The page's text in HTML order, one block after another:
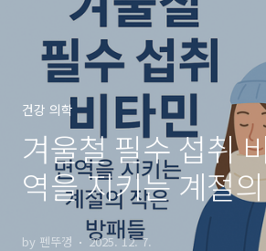
건강 의학
겨울철 필수 섭취
역을 지키는 계절
패들
by 펜뚜껑 2025. 12. 7.